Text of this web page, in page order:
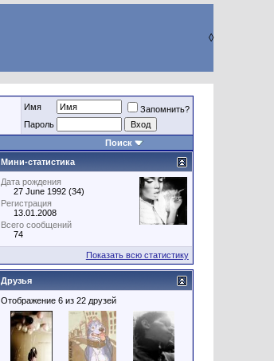
◊
Имя
Запомнить?
Пароль
Поиск
Мини-статистика
Дата рождения
27 June 1992 (34)
Регистрация
13.01.2008
Всего сообщений
74
Показать всю статистику
Друзья
Отображение 6 из 22 друзей